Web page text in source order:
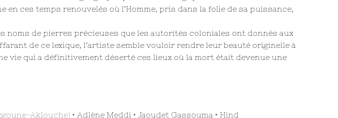
ces temps renouvelés où l’Homme, pris dans la folie de sa puissance,
noms de pierres précieuses que les autorités coloniales ont donnés aux
de ce lexique, l’artiste semble vouloir rendre leur beauté originelle à
vie qui a définitivement déserté ces lieux où la mort était devenue une
Aklouche) • Adlène Meddi • Jaoudet Gassouma • Hind